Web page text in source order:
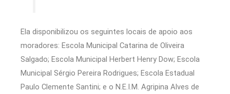
Ela disponibilizou os seguintes locais de apoio aos
moradores: Escola Municipal Catarina de Oliveira
Salgado; Escola Municipal Herbert Henry Dow; Escola
Municipal Sérgio Pereira Rodrigues; Escola Estadual
Paulo Clemente Santini; e o N.E.I.M. Agripina Alves de